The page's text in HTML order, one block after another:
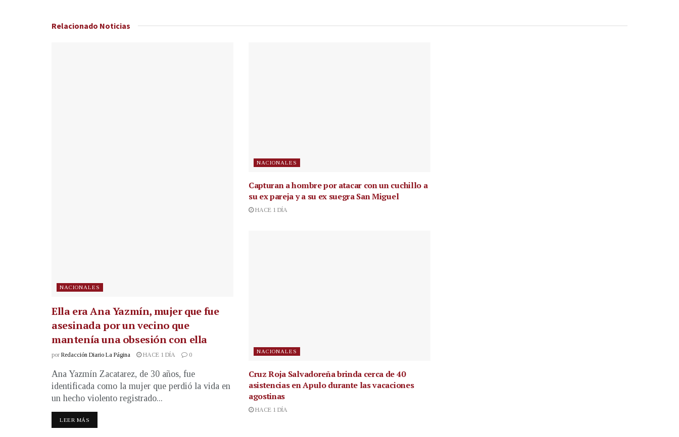
Relacionado Noticias
NACIONALES
Ella era Ana Yazmín, mujer que fue
asesinada por un vecino que
mantenía una obsesión con ella
por Redacción Diario La Página HACE 1 DÍA 0
Ana Yazmín Zacatarez, de 30 años, fue
identificada como la mujer que perdió la vida en
un hecho violento registrado...
LEER MÁS
NACIONALES
Capturan a hombre por atacar con un cuchillo a
su ex pareja y a su ex suegra San Miguel
HACE 1 DÍA
NACIONALES
Cruz Roja Salvadoreña brinda cerca de 40
asistencias en Apulo durante las vacaciones
agostinas
HACE 1 DÍA